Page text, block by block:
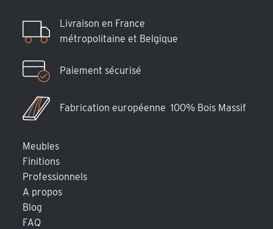
Livraison en France
métropolitaine et Belgique
Paiement sécurisé
Fabrication européenne 100% Bois Massif
Meubles
Finitions
Professionnels
A propos
Blog
FAQ